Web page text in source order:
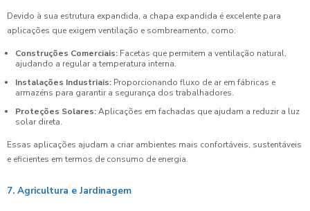
Devido à sua estrutura expandida, a chapa expandida é excelente para
aplicações que exigem ventilação e sombreamento, como:
Construções Comerciais: Facetas que permitem a ventilação natural,
ajudando a regular a temperatura interna.
Instalações Industriais: Proporcionando fluxo de ar em fábricas e
armazéns para garantir a segurança dos trabalhadores.
Proteções Solares:Aplicações em fachadas que ajudam a reduzir a luz
solar direta.
Essas aplicações ajudam a criar ambientes mais confortáveis, sustentáveis
e eficientes em termos de consumo de energia.
7. Agricultura e Jardinagem